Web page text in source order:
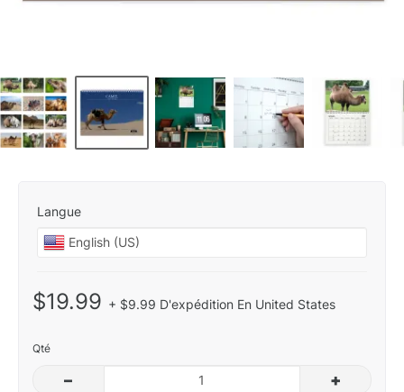
Langue
$19.99 + $9.99 D'expédition En United States
Qté
– +